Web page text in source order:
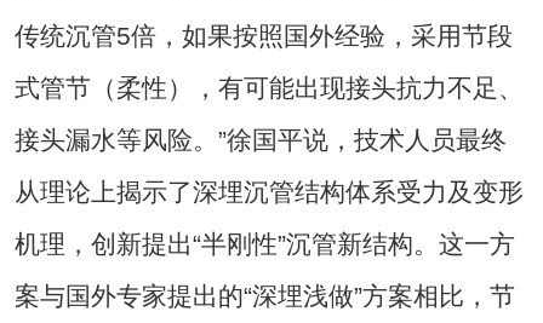
传统沉管5倍，如果按照国外经验，采用节段
式管节（柔性），有可能出现接头抗力不足、
接头漏水等风险。”徐国平说，技术人员最终
从理论上揭示了深埋沉管结构体系受力及变形
机理，创新提出“半刚性”沉管新结构。这一方
案与国外专家提出的“深埋浅做”方案相比，节